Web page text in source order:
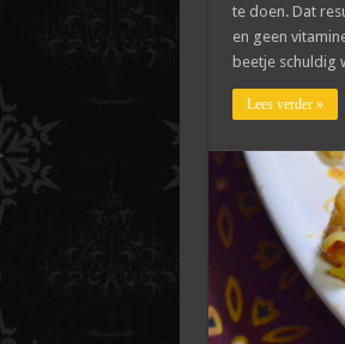
te doen. Dat
en geen
beetje schuldig
Lees verder »